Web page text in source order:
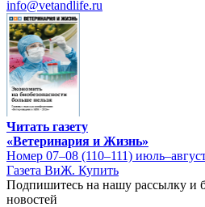
info@vetandlife.ru
Читать газету
«Ветеринария и Жизнь»
Номер 07–08 (110–111)
Газета ВиЖ. Купить
Подпишитесь на нашу рассылку и
новостей